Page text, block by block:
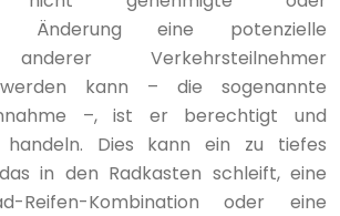
Änderung eine potenzielle
Verkehrsteilnehmer
kann – die sogenannte
–, ist er berechtigt und
Dies kann ein zu tiefes
in den Radkasten schleift, eine
Reifen-Kombination oder eine